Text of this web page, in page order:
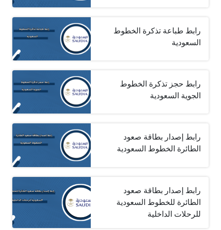
رابط طباعة تذكرة الخطوط
السعودية
رابط حجز تذكرة الخطوط
الجوية السعودية
رابط إصدار بطاقة صعود
الطائرة الخطوط السعودية
رابط إصدار بطاقة صعود
الطائرة للخطوط السعودية
للرحلات الداخلية